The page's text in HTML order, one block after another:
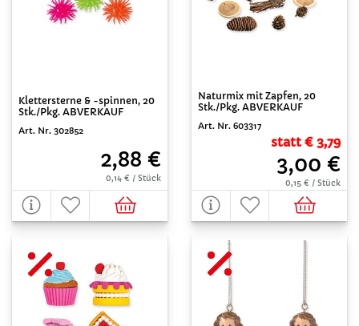
Klettersterne & -spinnen, 20
Stk./Pkg. ABVERKAUF
Art. Nr. 302852
2,88 €
0,14 € / Stück
Naturmix mit Zapfen, 20
Stk./Pkg. ABVERKAUF
Art. Nr. 603317
statt € 3,79
3,00 €
0,15 € / Stück